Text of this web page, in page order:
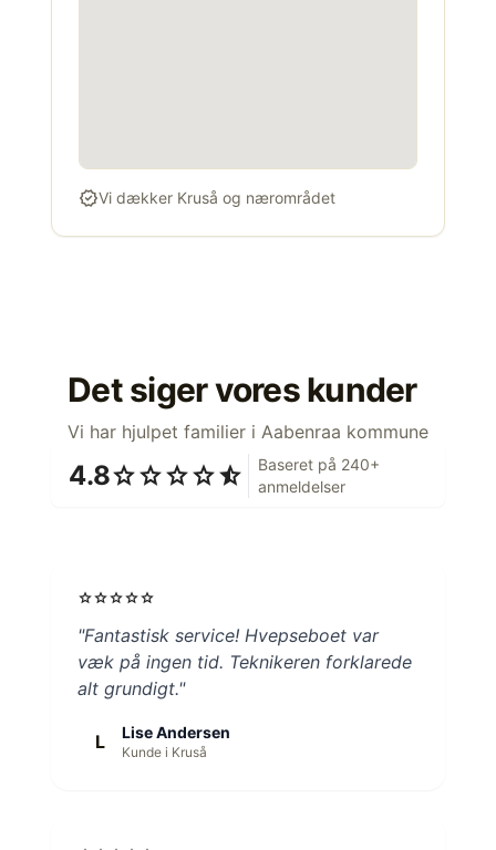
verifiedVi dækker Kruså og nærområdet
Det siger vores kunder
Vi har hjulpet familier i Aabenraa kommune
4.8starstarstarstarstar_half
Baseret på 240+
anmeldelser
starstarstarstarstar
"Fantastisk service! Hvepseboet var
væk på ingen tid. Teknikeren forklarede
alt grundigt."
L Lise Andersen
Kunde i Kruså